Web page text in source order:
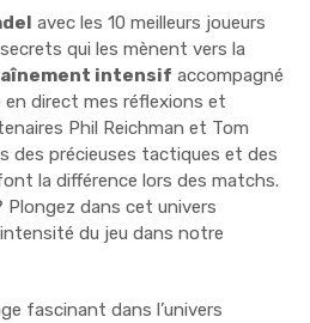
avec les 10 meilleurs joueurs
qui les mènent vers la
intensif accompagné
en direct mes réflexions et
Phil Reichman et Tom
des précieuses tactiques et des
la différence lors des matchs.
Plongez dans cet univers
du jeu dans notre
fascinant dans l’univers